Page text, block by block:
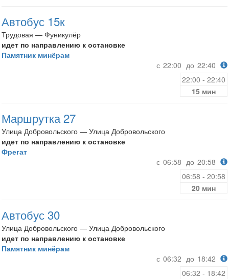
Автобус 15к
Трудовая — Фуникулёр
идет по направлению к остановке
Памятник минёрам
с 22:00 до 22:40
22:00 - 22:40
15 мин
Маршрутка 27
Улица Добровольского — Улица Добровольского
идет по направлению к остановке
Фрегат
с 06:58 до 20:58
06:58 - 20:58
20 мин
Автобус 30
Улица Добровольского — Улица Добровольского
идет по направлению к остановке
Памятник минёрам
с 06:32 до 18:42
06:32 - 18:42